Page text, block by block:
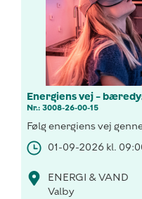
Energiens vej –
Nr.: 3008-26-00-15
Følg energiens vej
01-09-2026 kl.
ENERGI & VAND
Valby